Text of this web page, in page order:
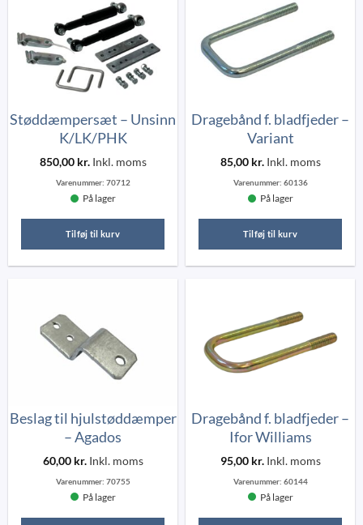
Støddæmpersæt – Unsinn
K/LK/PHK
850,00 kr.Inkl. moms
Varenummer: 70712
På lager
Tilføj til kurv
Dragebånd f. bladfjeder –
Variant
85,00 kr.Inkl. moms
Varenummer: 60136
På lager
Tilføj til kurv
Beslag til hjulstøddæmper
– Agados
60,00 kr.Inkl. moms
Varenummer: 70755
På lager
Dragebånd f. bladfjeder –
Ifor Williams
95,00 kr.Inkl. moms
Varenummer: 60144
På lager